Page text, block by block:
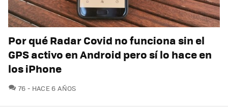
Por qué Radar Covid no funciona sin el
GPS activo en Android pero sí lo hace en
los iPhone
76 COMENTARIOS
HACE 6 AÑOS